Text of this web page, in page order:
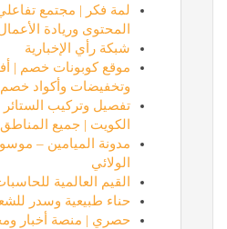
لمة فكر | مجتمع
المحتوى وريادة
شبكة رأي الإخبارية
موقع كوبونات خصم |
وتخفيضات وأكواد خصم
تفصيل وتركيب
الكويت | جميع المناطق
مدونة الميامين –
الولائي
القيم العالمية
حناء طبيعية وسدر
حصري | منصة أخبار